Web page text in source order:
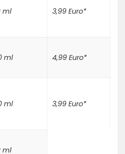
ml 3,99 Euro*
ml 4,99 Euro*
ml 3,99 Euro*
ml